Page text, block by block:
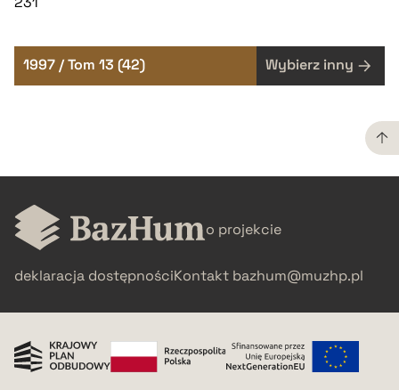
1997 / Tom 13 (42) Wybierz inny
o projekcie
deklaracja dostępnościKontakt bazhum@muzhp.pl